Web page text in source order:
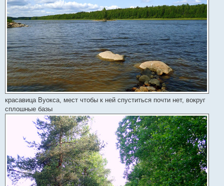
красавица Вуокса, мест чтобы к ней спуститься почти нет, вокруг
сплошные базы